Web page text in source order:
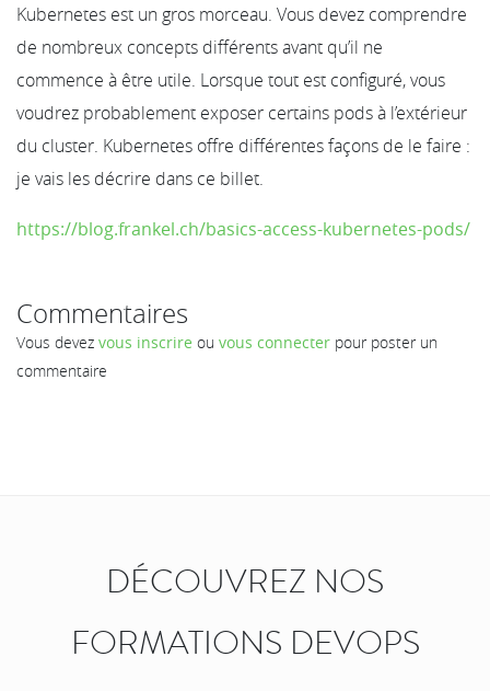
Kubernetes est un gros morceau. Vous devez comprendre
de nombreux concepts différents avant qu’il ne
commence à être utile. Lorsque tout est configuré, vous
voudrez probablement exposer certains pods à l’extérieur
du cluster. Kubernetes offre différentes façons de le faire :
je vais les décrire dans ce billet.
https://blog.frankel.ch/basics-access-kubernetes-pods/
Commentaires
Vous devez vous inscrire ou vous connecter pour poster un
commentaire
DÉCOUVREZ NOS
FORMATIONS DEVOPS